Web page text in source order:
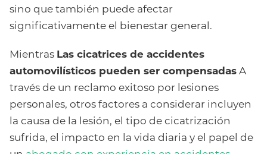
sino que también puede afectar
significativamente el bienestar general.
Mientras Las cicatrices de accidentes
automovilísticos pueden ser compensadas A
través de un reclamo exitoso por lesiones
personales, otros factores a considerar incluyen
la causa de la lesión, el tipo de cicatrización
sufrida, el impacto en la vida diaria y el papel de